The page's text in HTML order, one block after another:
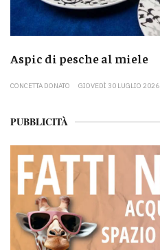
Aspic di pesche al miele
CONCETTA DONATO GIOVEDÌ 30 LUGLIO 2026
PUBBLICITÀ